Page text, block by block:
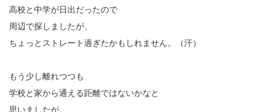
高校と中学が日出だったので
周辺で探しましたが、
ちょっとストレート過ぎたかもしれません。（汗）
もう少し離れつつも
学校と家から通える距離ではないかなと
思いましたが。